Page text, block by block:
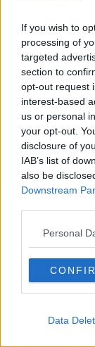
If you wish to
processing of
targeted
section to
opt-out request
interest-based
us or personal
your opt-out.
disclosure of
IAB’s list of
also be
Downstream
Personal
Data
L’invisibile fatica
Vacanze a km zero
​Buone Vacan(si)e!
​Il lato positivo
​Storie antiche di
​Quello che alle
Adultescenza
Homo imbecillis
​4 anni di Blog
Quando il
​Il passato,
​Clima ballerino e
​L’uomo o l’orso?
Non hanno un
​Tutta una
​Cose che ci
​Vespa che
​Lasciate ai
​Essere genitori
​Saper pazientare